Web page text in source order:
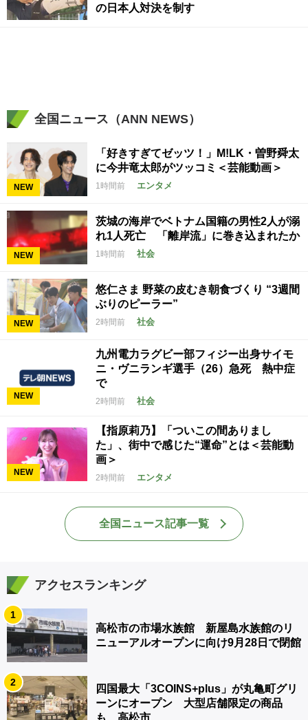
の日本人対決を制す
全国ニュース（ANN NEWS）
NEW
「好きすぎてゼッツ！」M!LK・曽野舜太
に今井竜太郎がツッコミ＜芸能動画＞
1時間前 エンタメ
NEW
茨城の海岸でベトナム国籍の男性2人が溺
れ1人死亡 「離岸流」に巻き込まれたか
1時間前 社会
NEW
悠仁さま 野菜の皮むき朝食づくり “3週間
ぶりのピーラー”
2時間前 社会
NEW
九州電力ラグビー部フィジー出身サイモ
ニ・ヴニランギ選手（26）急死 熱中症
で
2時間前 社会
NEW
【指原莉乃】「ついこの間ありまし
た」、街中で感じた“運命”とは＜芸能動
画＞
2時間前 エンタメ
全国ニュース記事一覧
アクセスランキング
1
高松市の市場水族館 新屋島水族館のリ
ニューアルオープンに向け9月28日で閉館
2
四国最大「3COINS+plus」が丸亀町グリ
ーンにオープン 大型店舗限定の商品
も 高松市